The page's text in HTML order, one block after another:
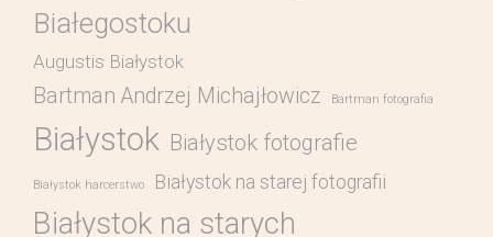
Białegostoku
Augustis Białystok
Bartman Andrzej Michajłowicz Bartman fotografia
Białystok Białystok fotografie
Białystok harcerstwo Białystok na starej fotografii
Białystok na starych